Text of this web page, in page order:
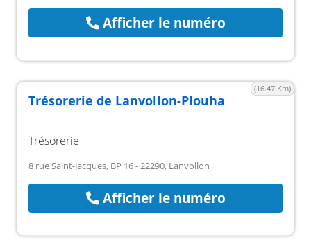
Afficher le numéro
(16.47 Km)
Trésorerie de Lanvollon-Plouha
Trésorerie
8 rue Saint-Jacques, BP 16 - 22290, Lanvollon
Afficher le numéro